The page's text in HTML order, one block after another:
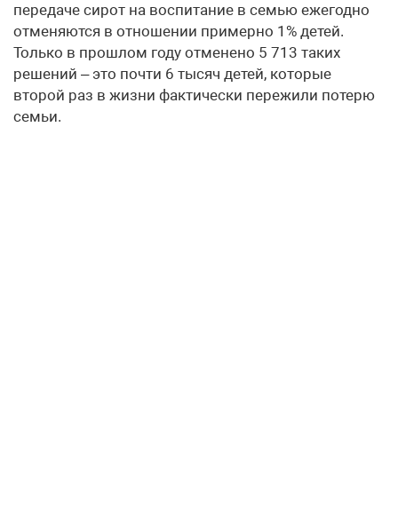
передаче сирот на воспитание в семью ежегодно
отменяются в отношении примерно 1% детей.
Только в прошлом году отменено 5 713 таких
решений – это почти 6 тысяч детей, которые
второй раз в жизни фактически пережили потерю
семьи.